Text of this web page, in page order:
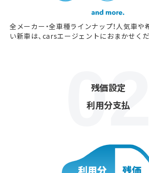
全メーカー・全車種ラインナップ！人気車や
い新車は、carsエージェントにおまかせくだ
残価設定
利用分支払